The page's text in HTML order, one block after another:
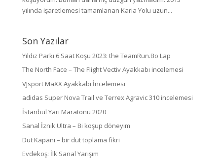
yılında işaretlemesi tamamlanan Karia Yolu uzun...
Son Yazılar
Yıldız Parkı 6 Saat Koşu 2023: the TeamRun.Bo Lap
The North Face – The Flight Vectiv Ayakkabı incelemesi
VJsport MaXX Ayakkabı İncelemesi
adidas Super Nova Trail ve Terrex Agravic 310 incelemesi
İstanbul Yarı Maratonu 2020
Sanal İznik Ultra – Bi koşup döneyim
Dut Kapanı – bir dut toplama fikri
Evdekoş: İlk Sanal Yarışım